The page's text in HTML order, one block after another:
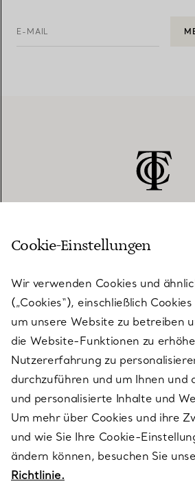
E-MAIL
KUNDENSERVICE
SERVICES
ÜBER TIFFANY & CO.
RECHTLICHE HINWEISE
FOLGEN SIE UNS
Cookie-Einstellungen
Wir verwenden Cookies und
(„Cookies“), einschließlich
um unsere Website zu betreiben
die Website-Funktionen zu
Nutzererfahrung zu
durchzuführen und um Ihnen und
und personalisierte Inhalte und
Um mehr über Cookies und ihre
und wie Sie Ihre Cookie-
ändern können, besuchen Sie
Richtlinie.